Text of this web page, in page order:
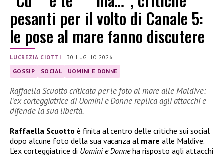
pesanti per il volto di Canale 5:
le pose al mare fanno discutere
LUCREZIA CIOTTI |30 LUGLIO 2026
GOSSIP SOCIAL UOMINI E DONNE
Raffaella Scuotto criticata per le foto al mare alle Maldive:
l’ex corteggiatrice di Uomini e Donne replica agli attacchi e
difende la sua libertà.
Raffaella Scuotto è finita al centro delle critiche sui social
dopo alcune foto della sua vacanza al mare alle Maldive.
L’ex corteggiatrice di Uomini e Donneha risposto agli attacchi